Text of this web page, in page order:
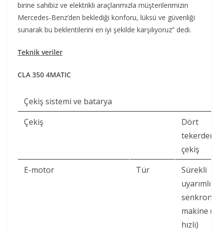
birine sahibiz ve elektrikli araçlarımızla müşterilerimizin
Mercedes-Benz’den beklediği konforu, lüksü ve güvenliği
sunarak bu beklentilerini en iyi şekilde karşılıyoruz” dedi.
Teknik veriler
CLA 350 4MATIC
Çekiş sistemi ve batarya
Çekiş
Dört
tekerden
çekiş
E-motor
Tür
Sürekli
uyarımlı
senkron
makine
hızlı)